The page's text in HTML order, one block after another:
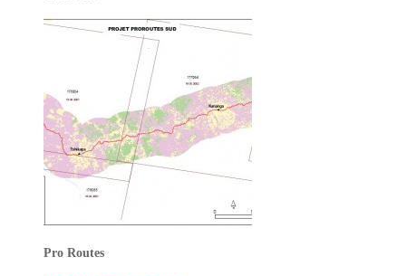
Pro Routes